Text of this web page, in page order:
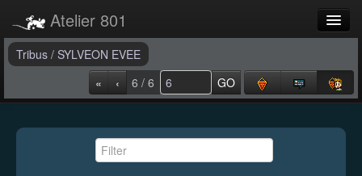
Atelier 801
Forums
Connexion
Tribus / SYLVEON EVEE
«
‹ 6 / 6 GO